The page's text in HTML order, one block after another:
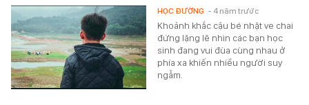
Khoảnh khắc cậu bé nhặt ve chai
đứng lặng lẽ nhìn các bạn học
sinh đang vui đùa cùng nhau ở
phía xa khiến nhiều người suy
ngẫm.
HỌC ĐƯỜNG - 4 năm trước